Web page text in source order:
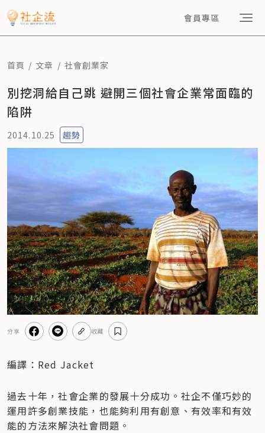
會員專區
首頁 文章 社會創業家
別挖洞給自己跳 避開三個社會企業常面臨的
陷阱
2014.10.25 趨勢
分享 收藏
編譯：Red Jacket
過去十年，社會企業的發展十分成功。社企不僅巧妙的
運用許多創業技能，也能夠利用有創意、有效率和有效
能的方法來解決社會問題。